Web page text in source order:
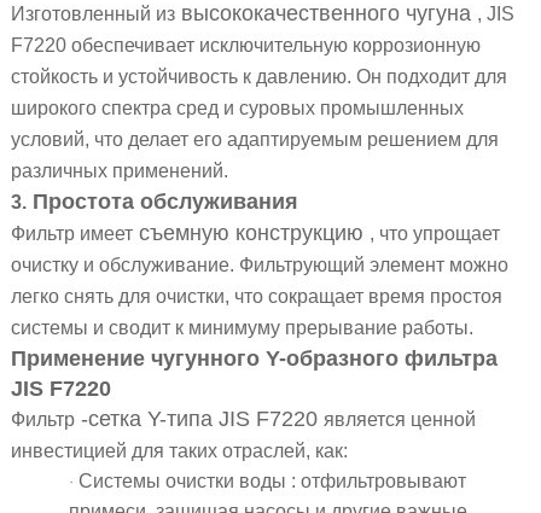
Изготовленный из высококачественного чугуна , JIS
F7220 обеспечивает исключительную коррозионную
стойкость и устойчивость к давлению. Он подходит для
широкого спектра сред и суровых промышленных
условий, что делает его адаптируемым решением для
различных применений.
3. Простота обслуживания
Фильтр имеет съемную конструкцию , что упрощает
очистку и обслуживание. Фильтрующий элемент можно
легко снять для очистки, что сокращает время простоя
системы и сводит к минимуму прерывание работы.
Применение чугунного Y-образного фильтра
JIS F7220
Фильтр -сетка Y-типа JIS F7220 является ценной
инвестицией для таких отраслей, как:
· Системы очистки воды : отфильтровывают